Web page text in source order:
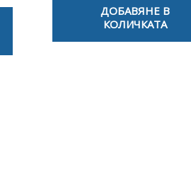
ДОБАВЯНЕ В
КОЛИЧКАТА